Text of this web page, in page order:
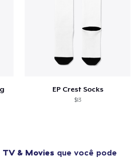
EP Crest Socks
$13
TV & Movies que você pode